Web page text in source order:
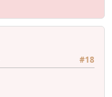
#18